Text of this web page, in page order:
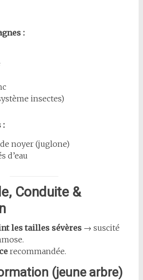
:
insectes)
:
noyer (juglone)
d’eau
Conduite &
les tailles sévères→ suscité
recommandée.
(jeune arbre)